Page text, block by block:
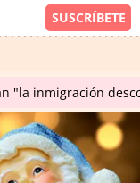
"la inmigración